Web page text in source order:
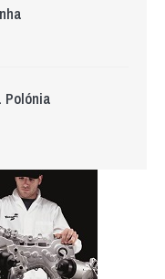
Polónia